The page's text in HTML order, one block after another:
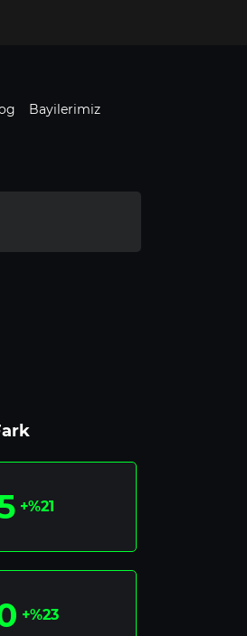
Bayilerimiz
+%21
+%23